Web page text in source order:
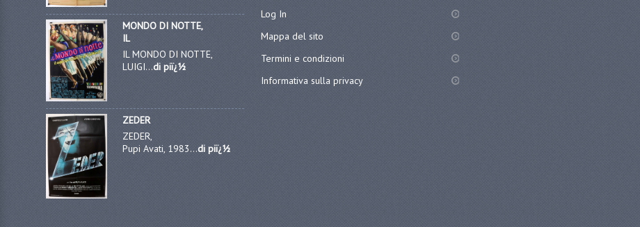
MONDO DI NOTTE,
IL
IL MONDO DI NOTTE,
LUIGI...di piï¿½
ZEDER
ZEDER,
Pupi Avati, 1983...di piï¿½
Log In
Mappa del sito
Termini e condizioni
Informativa sulla privacy